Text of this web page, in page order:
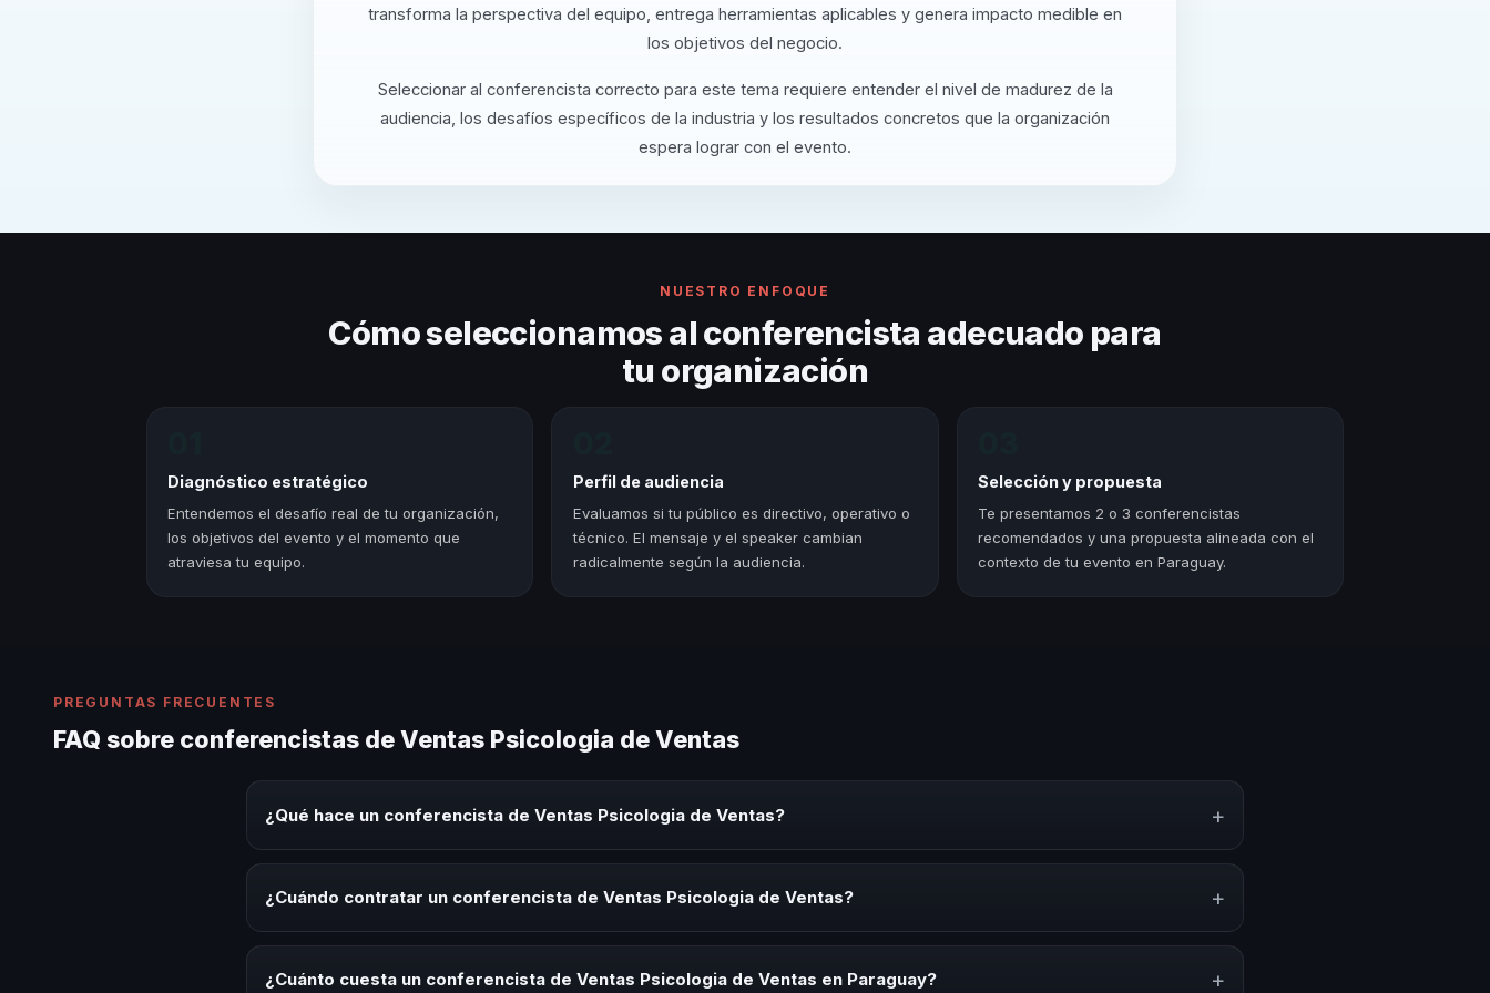
transforma la perspectiva del equipo, entrega herramientas aplicables y genera impacto medible en
los objetivos del negocio.
Seleccionar al conferencista correcto para este tema requiere entender el nivel de madurez de la
audiencia, los desafíos específicos de la industria y los resultados concretos que la organización
espera lograr con el evento.
NUESTRO ENFOQUE
Cómo seleccionamos al conferencista adecuado para
tu organización
Diagnóstico estratégico
Entendemos el desafío real de tu organización,
los objetivos del evento y el momento que
atraviesa tu equipo.
Perfil de audiencia
Evaluamos si tu público es directivo, operativo o
técnico. El mensaje y el speaker cambian
radicalmente según la audiencia.
Selección y propuesta
Te presentamos 2 o 3 conferencistas
recomendados y una propuesta alineada con el
contexto de tu evento en Paraguay.
PREGUNTAS FRECUENTES
FAQ sobre conferencistas de Ventas Psicologia de Ventas
¿Qué hace un conferencista de Ventas Psicologia de Ventas? +
para la audiencia.
¿Cuándo contratar un conferencista de Ventas Psicologia de Ventas? +
¿Cuánto cuesta un conferencista de Ventas Psicologia de Ventas en Paraguay? +